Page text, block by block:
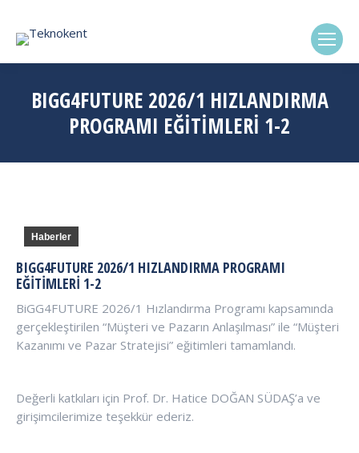
BIGG4FUTURE 2026/1 HIZLANDIRMA
PROGRAMI EĞITIMLERI 1-2
Haberler
BIGG4FUTURE 2026/1 HIZLANDIRMA PROGRAMI
EĞITIMLERI 1-2
BiGG4FUTURE 2026/1 Hızlandırma Programı kapsamında
gerçekleştirilen “Müşteri ve Pazarın Anlaşılması” ile “Müşteri
Kazanımı ve Pazar Stratejisi” eğitimleri tamamlandı.
Değerli katkıları için Prof. Dr. Hatice DOĞAN SÜDAŞ’a ve
girişimcilerimize teşekkür ederiz.